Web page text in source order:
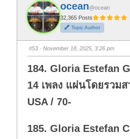
o
r
t
h
u
m
b
d
o
n
.
o
r
t
h
u
m
b
u
p
ocean@ocean
32,365 Posts
Topic Author
#53 · November 18, 2025, 3:26 pm
184. Gloria Estefan
14 เพลง แผ่นโดยรวม
USA / 70-
185. Gloria Estefan